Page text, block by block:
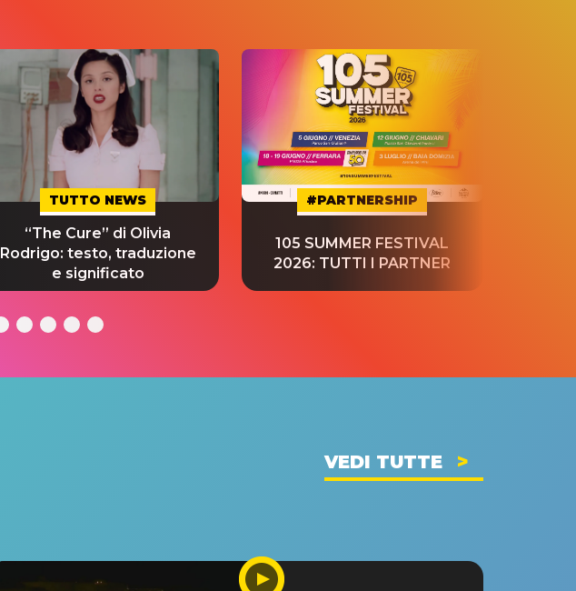
TUTTO NEWS
“The Cure” di Olivia
Rodrigo: testo, traduzione
e significato
#PARTNERSHIP
105 SUMMER FESTIVAL
2026: TUTTI I PARTNER
VEDI TUTTE